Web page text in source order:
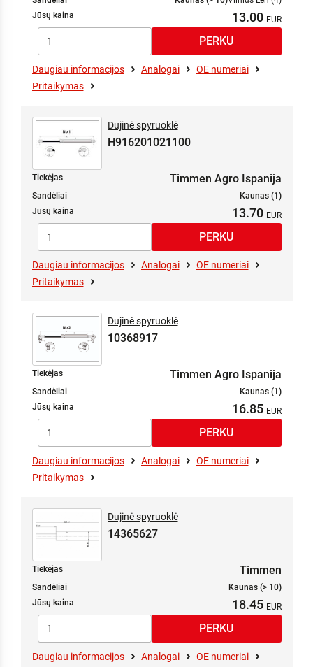
Jūsų kaina
13.00
Daugiau informacijos Analogai
OE numeriai
Pritaikymas
Dujinė spyruoklė
H916201021100
Tiekėjas Timmen Agro Ispanija
Sandėliai
Kaunas (1)
Jūsų kaina
13.70
Daugiau informacijos Analogai
OE numeriai
Pritaikymas
Dujinė spyruoklė
10368917
Tiekėjas Timmen Agro Ispanija
Sandėliai
Kaunas (1)
Jūsų kaina
16.85
Daugiau informacijos Analogai
OE numeriai
Pritaikymas
Dujinė spyruoklė
14365627
Tiekėjas Timmen
Sandėliai
Kaunas (> 10)
Jūsų kaina
18.45
Daugiau informacijos Analogai
OE numeriai